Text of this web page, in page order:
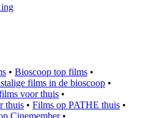
• Bioscoop top films •
films in de bioscoop •
voor thuis •
thuis • Films op PATHE thuis •